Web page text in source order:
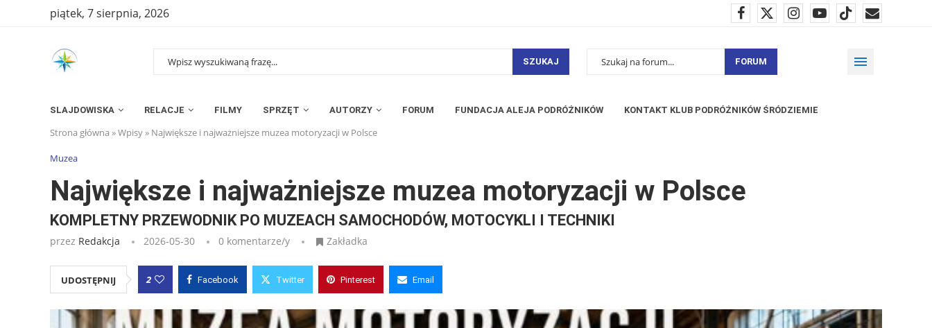
piątek, 7 sierpnia, 2026
SZUKAJ FORUM
SLAJDOWISKA RELACJE FILMY SPRZĘT AUTORZY FORUM FUNDACJA ALEJA PODRÓŻNIKÓW KONTAKT KLUB PODRÓŻNIKÓW ŚRÓDZIEMIE
Strona główna »Wpisy» Największe i najważniejsze muzea motoryzacji w Polsce
Muzea
Największe i najważniejsze muzea motoryzacji w Polsce
KOMPLETNY PRZEWODNIK PO MUZEACH SAMOCHODÓW, MOTOCYKLI I TECHNIKI
przez Redakcja 2026-05-30 0 komentarze/y Zakładka
UDOSTĘPNIJ 2 Facebook Twitter Pinterest Email